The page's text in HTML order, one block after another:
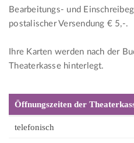
Bearbeitungs- und
postalischer Versendung € 5,-.
Ihre Karten werden nach der
Theaterkasse hinterlegt.
Öffnungszeiten der
telefonisch